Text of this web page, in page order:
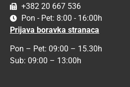
+382 20 667 536
Pon - Pet: 8:00 - 16:00h
Prijava boravka stranaca
Pon – Pet: 09:00 – 15.30h
Sub: 09:00 – 13:00h